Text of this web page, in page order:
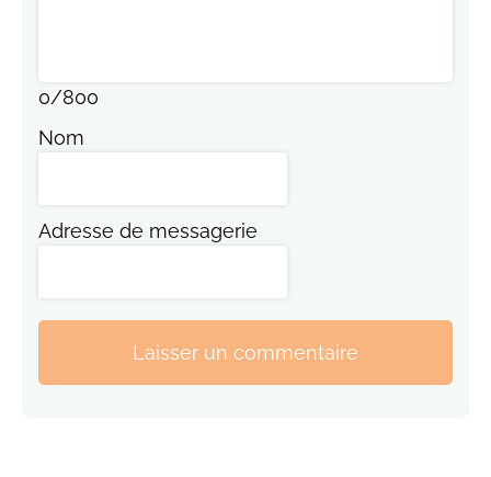
0/800
Nom
Adresse de messagerie
Laisser un commentaire